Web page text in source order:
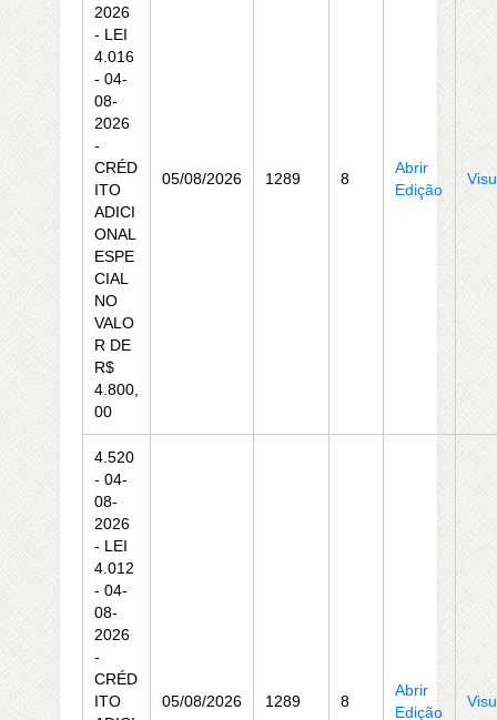
2026
- LEI
4.016
- 04-
08-
2026
-
CRÉD
ITO
ADICI
ONAL
ESPE
CIAL
NO
VALO
R DE
R$
4.800,
00
05/08/2026 1289 8
Abrir
Edição
4.520
- 04-
08-
2026
- LEI
4.012
- 04-
08-
2026
-
CRÉD
ITO
05/08/2026 1289 8
Abrir
Edição